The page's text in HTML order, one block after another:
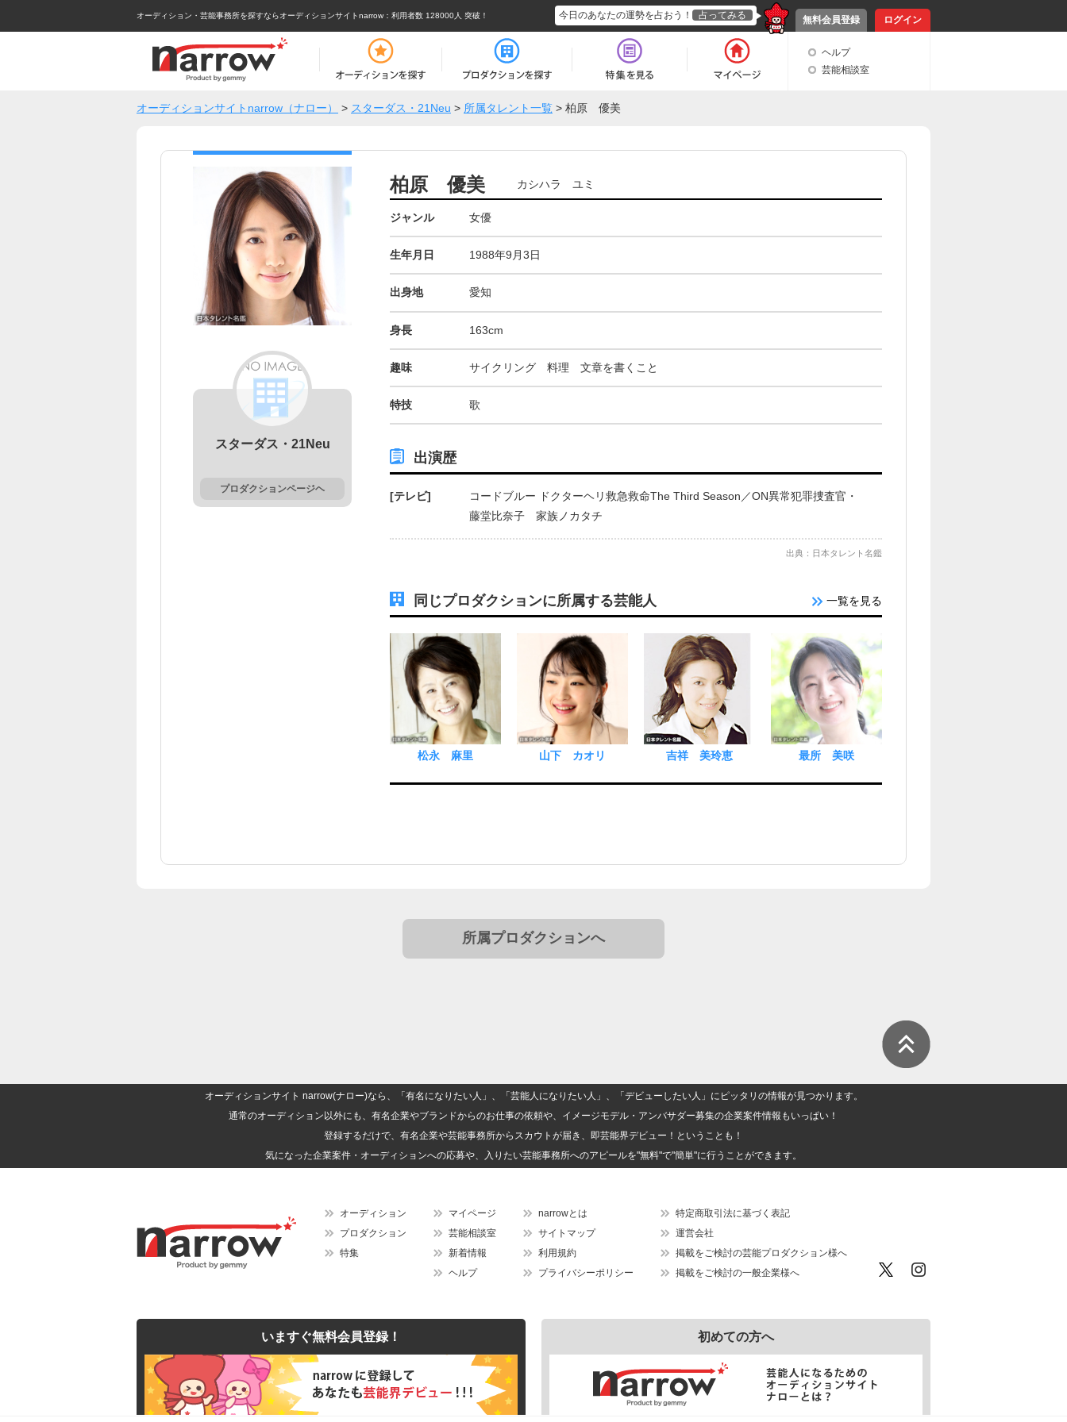
オーディション・芸能事務所を探すならオーディションサイトnarrow ：利用者数 128000人 突破！ 無料会員登録 ログイン
今日のあなたの運勢を占おう！ 占ってみる
ヘルプ
芸能相談室
オーディションサイトnarrow（ナロー） > スターダス・21Neu > 所属タレント一覧 > 柏原 優美
スターダス・21Neu
プロダクションページヘ
柏原 優美 カシハラ ユミ
ジャンル 女優
生年月日 1988年9月3日
出身地 愛知
身長 163cm
趣味 サイクリング 料理 文章を書くこと
特技 歌
出演歴
[テレビ]
コードブルー ドクターヘリ救急救命The Third Season／ON異常犯罪捜査官・
藤堂比奈子 家族ノカタチ
出典：日本タレント名鑑
同じプロダクションに所属する芸能人 一覧を見る
松永 麻里 山下 カオリ 吉祥 美玲恵 最所 美咲
所属プロダクションへ
オーディションサイト narrow(ナロー)なら、「有名になりたい人」、「芸能人になりたい人」、「デビューしたい人」にピッタリの情報が見つかります。
通常のオーディション以外にも、有名企業やブランドからのお仕事の依頼や、イメージモデル・アンバサダー募集の企業案件情報もいっぱい！
登録するだけで、有名企業や芸能事務所からスカウトが届き、即芸能界デビュー！ということも！
気になった企業案件・オーディションへの応募や、入りたい芸能事務所へのアピールを"無料"で"簡単"に行うことができます。
オーディション
プロダクション
特集
マイページ
芸能相談室
新着情報
ヘルプ
narrowとは
サイトマップ
利用規約
プライバシーポリシー
特定商取引法に基づく表記
運営会社
掲載をご検討の芸能プロダクション様へ
掲載をご検討の一般企業様へ
いますぐ無料会員登録！ 初めての方へ